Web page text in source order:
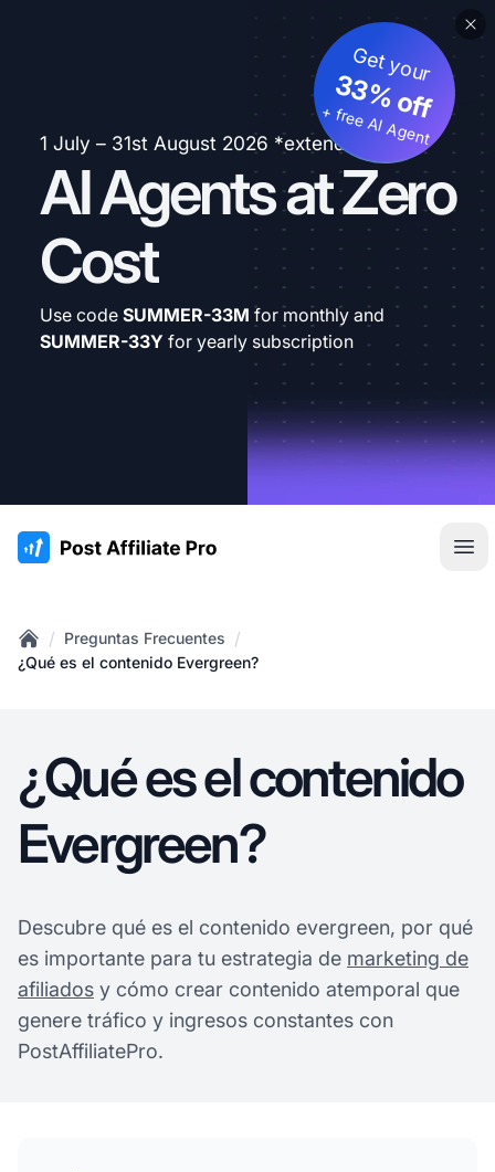
1 July – 31st August 2026 *extended
AI Agents at Zero
Cost
Get your
33% off
+ free AI Agent
Use code SUMMER-33M for monthly and
SUMMER-33Y for yearly subscription
:site.title
Home
/ Preguntas Frecuentes /
¿Qué es el contenido Evergreen?
¿Qué es el contenido
Evergreen?
Descubre qué es el contenido evergreen, por qué
es importante para tu estrategia de marketing de
afiliados y cómo crear contenido atemporal que
genere tráfico y ingresos constantes con
PostAffiliatePro.